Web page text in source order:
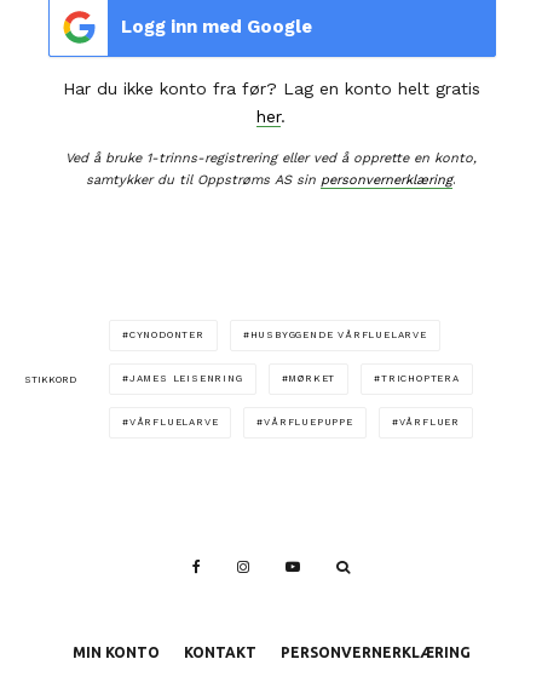
Logg inn med Google
Har du ikke konto fra før? Lag en konto helt gratis
her.
Ved å bruke 1-trinns-registrering eller ved å opprette en konto,
samtykker du til Oppstrøms AS sin personvernerklæring.
STIKKORD
CYNODONTER HUSBYGGENDE VÅRFLUELARVE
JAMES LEISENRING MØRKET TRICHOPTERA
VÅRFLUELARVE VÅRFLUEPUPPE VÅRFLUER
MIN KONTO KONTAKT PERSONVERNERKLÆRING